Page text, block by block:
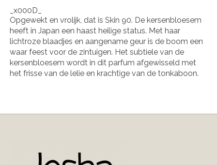
_x000D_
Opgewekt en vrolijk, dat is Skin 90. De kersenbloesem
heeft in Japan een haast heilige status. Met haar
lichtroze blaadjes en aangename geur is de boom een
waar feest voor de zintuigen. Het subtiele van de
kersenbloesem wordt in dit parfum afgewisseld met
het frisse van de lelie en krachtige van de tonkaboon.